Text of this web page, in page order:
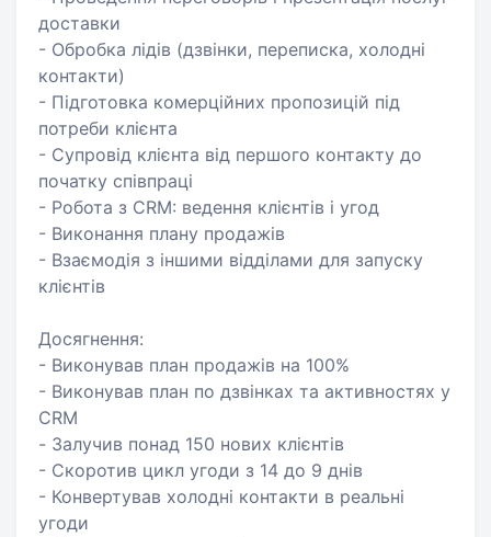
доставки
- Обробка лідів (дзвінки, переписка, холодні
контакти)
- Підготовка комерційних пропозицій під
потреби клієнта
- Супровід клієнта від першого контакту до
початку співпраці
- Робота з CRM: ведення клієнтів і угод
- Виконання плану продажів
- Взаємодія з іншими відділами для запуску
клієнтів
Досягнення:
- Виконував план продажів на 100%
- Виконував план по дзвінках та активностях у
CRM
- Залучив понад 150 нових клієнтів
- Скоротив цикл угоди з 14 до 9 днів
- Конвертував холодні контакти в реальні
угоди